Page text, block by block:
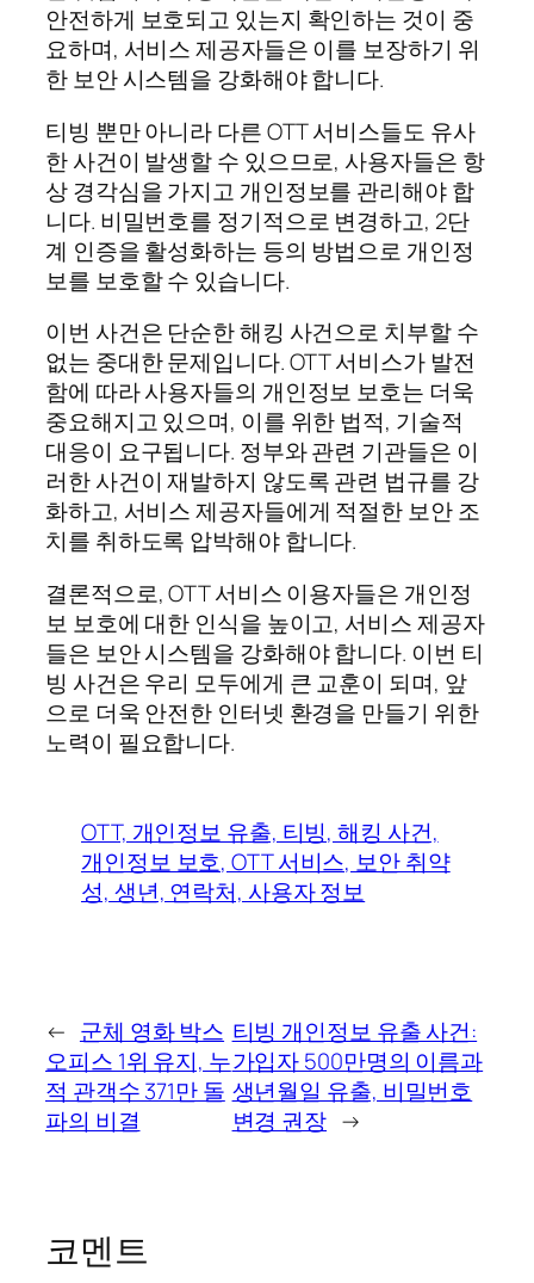
안전하게 보호되고 있는지 확인하는 것이 중
요하며, 서비스 제공자들은 이를 보장하기 위
한 보안 시스템을 강화해야 합니다.
티빙 뿐만 아니라 다른 OTT 서비스들도 유사
한 사건이 발생할 수 있으므로, 사용자들은 항
상 경각심을 가지고 개인정보를 관리해야 합
니다. 비밀번호를 정기적으로 변경하고, 2단
계 인증을 활성화하는 등의 방법으로 개인정
보를 보호할 수 있습니다.
이번 사건은 단순한 해킹 사건으로 치부할 수
없는 중대한 문제입니다. OTT 서비스가 발전
함에 따라 사용자들의 개인정보 보호는 더욱
중요해지고 있으며, 이를 위한 법적, 기술적
대응이 요구됩니다. 정부와 관련 기관들은 이
러한 사건이 재발하지 않도록 관련 법규를 강
화하고, 서비스 제공자들에게 적절한 보안 조
치를 취하도록 압박해야 합니다.
결론적으로, OTT 서비스 이용자들은 개인정
보 보호에 대한 인식을 높이고, 서비스 제공자
들은 보안 시스템을 강화해야 합니다. 이번 티
빙 사건은 우리 모두에게 큰 교훈이 되며, 앞
으로 더욱 안전한 인터넷 환경을 만들기 위한
노력이 필요합니다.
OTT, 개인정보 유출, 티빙, 해킹 사건,
개인정보 보호, OTT 서비스, 보안 취약
성, 생년, 연락처, 사용자 정보
← 군체 영화 박스
오피스 1위 유지, 누
적 관객수 371만 돌
파의 비결
티빙 개인정보 유출 사건:
가입자 500만명의 이름과
생년월일 유출, 비밀번호
변경 권장 →
코멘트